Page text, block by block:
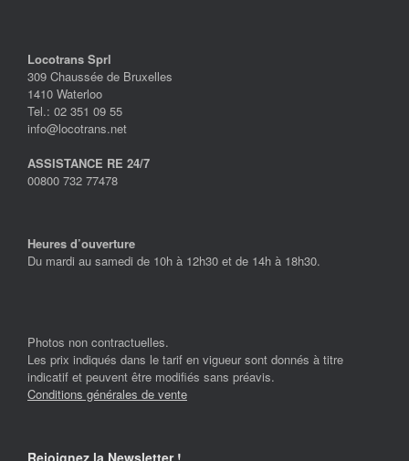
Locotrans Sprl
309 Chaussée de Bruxelles
1410 Waterloo
Tel.: 02 351 09 55
info@locotrans.net
ASSISTANCE RE 24/7
00800 732 77478
Heures d’ouverture
Du mardi au samedi de 10h à 12h30 et de 14h à 18h30.
Photos non contractuelles.
Les prix indiqués dans le tarif en vigueur sont donnés à titre
indicatif et peuvent être modifiés sans préavis.
Conditions générales de vente
Rejoignez la Newsletter !